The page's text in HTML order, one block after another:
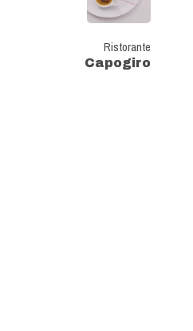
Ristorante
Capogiro